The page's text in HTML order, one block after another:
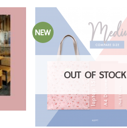
NEW
OUT OF STOCK